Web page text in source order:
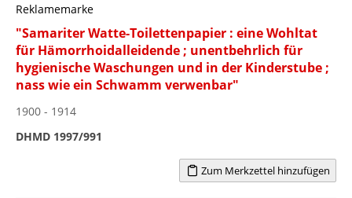
Reklamemarke
"Samariter Watte-Toilettenpapier : eine Wohltat
für Hämorrhoidalleidende ; unentbehrlich für
hygienische Waschungen und in der Kinderstube ;
nass wie ein Schwamm verwenbar"
1900 - 1914
DHMD 1997/991
Zum Merkzettel hinzufügen